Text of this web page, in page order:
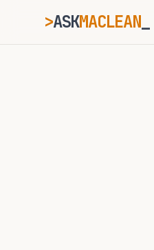
>ASKMACLEAN